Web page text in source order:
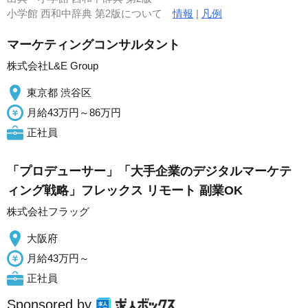
小学館 西和中辞典 第2版について情報 | 凡例
マーケティングコンサルタント
株式会社L&E Group
東京都 渋谷区
月給43万円～86万円
正社員
「プロデューサー」「大手企業のデジタルマーケテ
ィング戦略」フレックス リモート 副業OK
株式会社フラッグ
大阪府
月給43万円～
正社員
Sponsored by